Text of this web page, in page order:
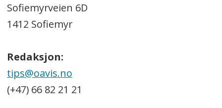
Sofiemyrveien 6D
1412 Sofiemyr
Redaksjon:
tips@oavis.no
(+47) 66 82 21 21